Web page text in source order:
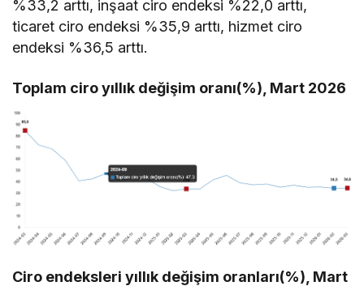
%33,2 arttı, inşaat ciro endeksi %22,0 arttı,
ticaret ciro endeksi %35,9 arttı, hizmet ciro
endeksi %36,5 arttı.
Toplam ciro yıllık değişim oranı(%), Mart 2026
Ciro endeksleri yıllık değişim oranları(%), Mart